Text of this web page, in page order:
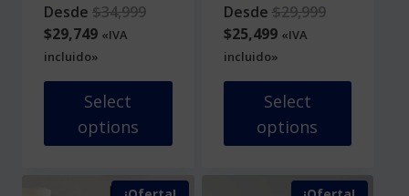
de
producto
Desde $34,999Original
$34,999.
$29,749Current
price
is:
$29,749.
«IVA
incluido»
Select
options
Desde $29,999Original
$29,999.
$25,499Current
price
is:
$25,499.
«IVA
incluido»
Select
options